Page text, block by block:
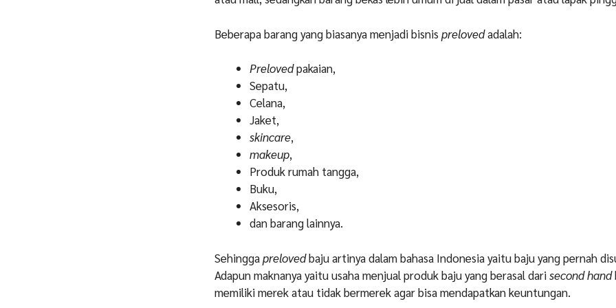
Beberapa barang yang biasanya menjadi bisnis prelovedadalah:
Prelovedpakaian,
Sepatu,
Celana,
Jaket,
skincare,
makeup,
Produk rumah tangga,
Buku,
Aksesoris,
dan barang lainnya.
Sehinggaprelovedbaju artinya dalam bahasa Indonesia yaitu baju yang pernah
Adapun maknanya yaitu usaha menjual produk baju yang berasal darisecond hand
memiliki merek atau tidak bermerek agar bisa mendapatkan keuntungan.